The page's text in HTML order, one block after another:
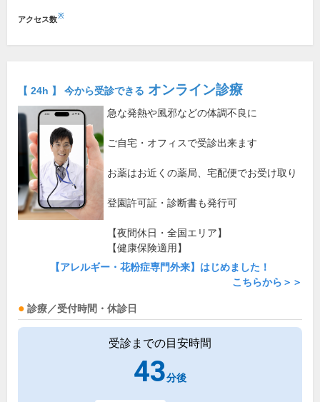
アクセス数※
【 24h 】 今から受診できる オンライン診療
急な発熱や風邪などの体調不良に
ご自宅・オフィスで受診出来ます
お薬はお近くの薬局、宅配便でお受け取り
登園許可証・診断書も発行可
【夜間休日・全国エリア】
【健康保険適用】
【アレルギー・花粉症専門外来】はじめました！
こちらから＞＞
診療／受付時間・休診日
受診までの目安時間
43分後